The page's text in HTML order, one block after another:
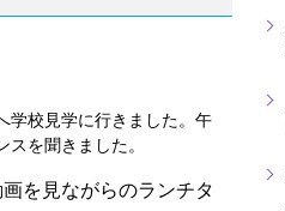
学校見学に行きました。午
を聞きました。
を見ながらのランチタ